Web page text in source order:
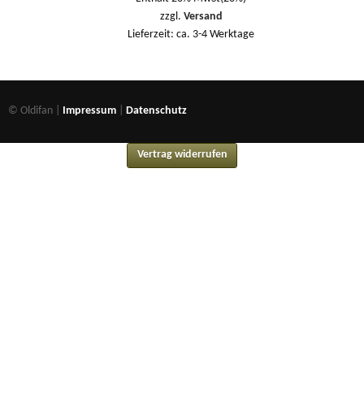
zzgl. Versand
Lieferzeit: ca. 3-4 Werktage
© Oldifan | Impressum Datenschutz
Vertrag widerrufen